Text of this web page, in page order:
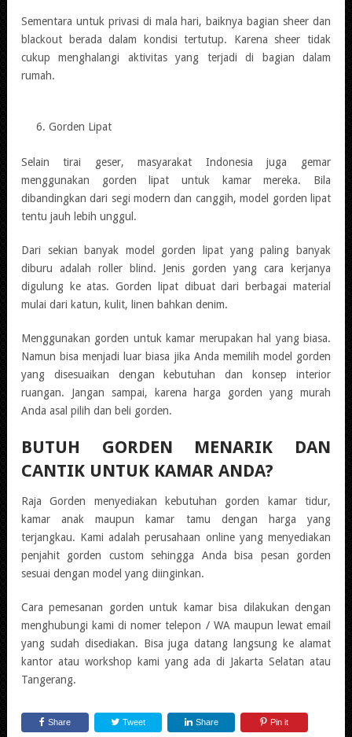
Sementara untuk privasi di mala hari, baiknya bagian sheer dan
blackout berada dalam kondisi tertutup. Karena sheer tidak
cukup menghalangi aktivitas yang terjadi di bagian dalam
rumah.
Gorden Lipat
Selain tirai geser, masyarakat Indonesia juga gemar
menggunakan gorden lipat untuk kamar mereka. Bila
dibandingkan dari segi modern dan canggih, model gorden lipat
tentu jauh lebih unggul.
Dari sekian banyak model gorden lipat yang paling banyak
diburu adalah roller blind. Jenis gorden yang cara kerjanya
digulung ke atas. Gorden lipat dibuat dari berbagai material
mulai dari katun, kulit, linen bahkan denim.
Menggunakan gorden untuk kamar merupakan hal yang biasa.
Namun bisa menjadi luar biasa jika Anda memilih model gorden
yang disesuaikan dengan kebutuhan dan konsep interior
ruangan. Jangan sampai, karena harga gorden yang murah
Anda asal pilih dan beli gorden.
BUTUH GORDEN MENARIK DAN
CANTIK UNTUK KAMAR ANDA?
Raja Gorden menyediakan kebutuhan gorden kamar tidur,
kamar anak maupun kamar tamu dengan harga yang
terjangkau. Kami adalah perusahaan online yang menyediakan
penjahit gorden custom sehingga Anda bisa pesan gorden
sesuai dengan model yang diinginkan.
Cara pemesanan gorden untuk kamar bisa dilakukan dengan
menghubungi kami di nomer telepon / WA maupun lewat email
yang sudah disediakan. Bisa juga datang langsung ke alamat
kantor atau workshop kami yang ada di Jakarta Selatan atau
Tangerang.
Share Tweet Share Pin it